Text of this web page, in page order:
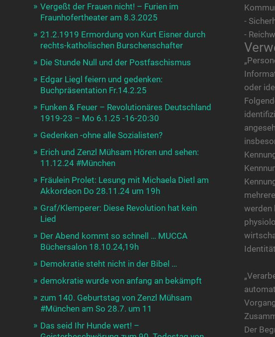
Vergeßt der Frauen nicht! – Furien im
Fraunhofertheater am 8.3.2025
21.2.1919 Ermordung von Kurt Eisner durch
rechts-katholischen Burschenschafter
Die Stunde Null und der Postfaschismus
Edgar Liegl feiern und gedenken:
Buchpräsentation Fr.14.2.25
Funken & Feuer – Revolutionäres Deutschland
1919-23 – Mo 6.1.25 -16-20:30
Gedenken -ohne alle Sozialisten?
Erich und Zenzl Mühsam Hören und sehen:
11.12.24 #München
Fräulein Prolet: Lesung mit Michaela Dietl am
Akkordeon Do 28.11.24 um 19h
Graf/Klemperer: Diese Revolution hat kein
Lied
Der Abend kommt so schnell … MUCCA
Büchersalon 18.10.24,19h
Demokratie steht nicht in der Bibel …
demokratie wurde von anfang an bekämpft
zum 140. Geburtstag von Zenzl Mühsam
#München am So 28.7. um 11
Das seid Ihr Hunde wert! –
-
-
oder
werden
Der